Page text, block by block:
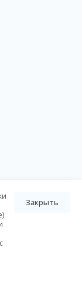
не является
ст. 437 ГК РФ.
может быть
уведомления.
Закрыть